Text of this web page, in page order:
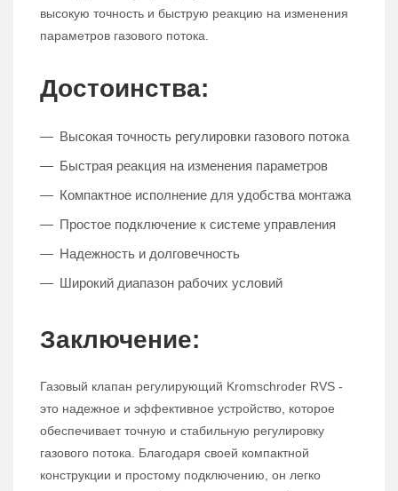
высокую точность и быструю реакцию на изменения
параметров газового потока.
Достоинства:
Высокая точность регулировки газового потока
Быстрая реакция на изменения параметров
Компактное исполнение для удобства монтажа
Простое подключение к системе управления
Надежность и долговечность
Широкий диапазон рабочих условий
Заключение:
Газовый клапан регулирующий Kromschroder RVS -
это надежное и эффективное устройство, которое
обеспечивает точную и стабильную регулировку
газового потока. Благодаря своей компактной
конструкции и простому подключению, он легко